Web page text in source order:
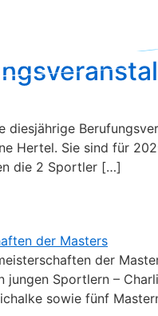
Hertel. Sie sind für
die 2 Sportler […]
der
Sportlern –
sowie fünf